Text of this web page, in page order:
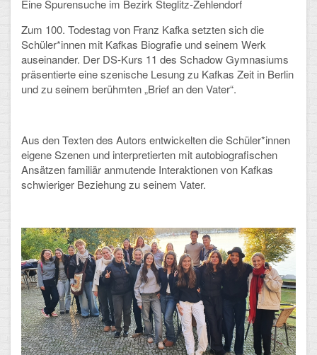
Schulalbum
SCHULLEBEN
Kollegium
Schülervertretung
Gesamtelternvertretung
Ganztagsschule
Schulsozialarbeit
Berufsorientierung
Arbeitsgemeinschaften
Eine Spurensuche im Bezirk Steglitz-Zehlendorf
Zum 100. Todestag von Franz Kafka setzten sich die
Schüler*innen mit Kafkas Biografie und seinem Werk
auseinander. Der DS-Kurs 11 des Schadow Gymnasiums
präsentierte eine szenische Lesung zu Kafkas Zeit in Berlin
und zu seinem berühmten „Brief an den Vater“.
Aus den Texten des Autors entwickelten die Schüler*innen
eigene Szenen und interpretierten mit autobiografischen
Ansätzen familiär anmutende Interaktionen von Kafkas
schwieriger Beziehung zu seinem Vater.